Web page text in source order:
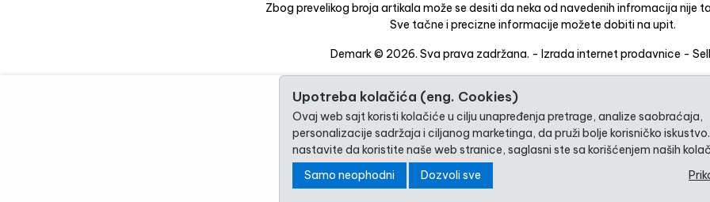
Zbog prevelikog broja artikala može se desiti da neka od navedenih infromacija nije
Sve tačne i precizne informacije možete dobiti na upit.
Demark © 2026. Sva prava zadržana. - Izrada internet prodavnice -
Upotreba kolačića (eng. Cookies)
Ovaj web sajt koristi kolačiće u cilju unapređenja pretrage, analize saobraćaja,
personalizacije sadržaja i ciljanog marketinga, da pruži bolje korisničko
nastavite da koristite naše web stranice, saglasni ste sa korišćenjem naših
Samo neophodni
Dozvoli sve